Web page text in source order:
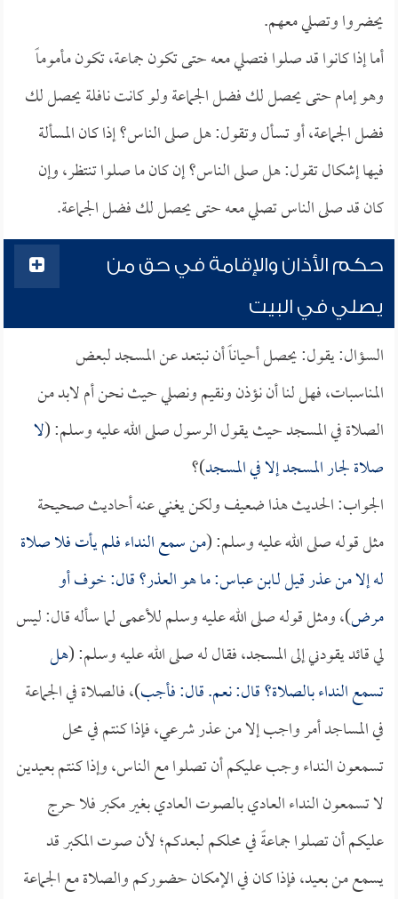
يحضروا وتصلي معهم.
أما إذا كانوا قد صلوا فتصلي معه حتى تكون جماعة، تكون مأموماً
وهو إمام حتى يحصل لك فضل الجماعة ولو كانت نافلة يحصل لك
فضل الجماعة، أو تسأل وتقول: هل صلى الناس؟ إذا كان المسألة
فيها إشكال تقول: هل صلى الناس؟ إن كان ما صلوا تنتظر، وإن
كان قد صلى الناس تصلي معه حتى يحصل لك فضل الجماعة.
حكم الأذان والإقامة في حق من
يصلي في البيت
السؤال: يقول: يحصل أحياناً أن نبتعد عن المسجد لبعض
المناسبات، فهل لنا أن نؤذن ونقيم ونصلي حيث نحن أم لابد من
الصلاة في المسجد حيث يقول الرسول صلى الله عليه وسلم: (لا
صلاة لجار المسجد إلا في المسجد)؟
الجواب: الحديث هذا ضعيف ولكن يغني عنه أحاديث صحيحة
مثل قوله صلى الله عليه وسلم: (من سمع النداء فلم يأت فلا صلاة
له إلا من عذر قيل لـابن عباس: ما هو العذر؟ قال: خوف أو
مرض)، ومثل قوله صلى الله عليه وسلم للأعمى لما سأله قال: ليس
لي قائد يقودني إلى المسجد، فقال له صلى الله عليه وسلم: (هل
تسمع النداء بالصلاة؟ قال: نعم. قال: فأجب)، فالصلاة في الجماعة
في المساجد أمر واجب إلا من عذر شرعي، فإذا كنتم في محل
تسمعون النداء وجب عليكم أن تصلوا مع الناس، وإذا كنتم بعيدين
لا تسمعون النداء العادي بالصوت العادي بغير مكبر فلا حرج
عليكم أن تصلوا جماعةً في محلكم لبعدكم؛ لأن صوت المكبر قد
يسمع من بعيد، فإذا كان في الإمكان حضوركم والصلاة مع الجماعة